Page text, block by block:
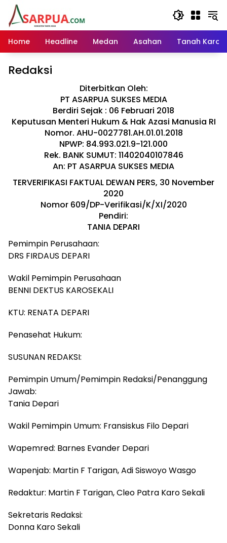
Langsung
konten
Home
Headline Medan Asahan Tanah Karo
Redaksi
Diterbitkan Oleh:
PT ASARPUA SUKSES MEDIA
Berdiri Sejak : 06 Februari 2018
Keputusan Menteri Hukum & Hak Azasi Manusia RI
Nomor. AHU-0027781.AH.01.01.2018
NPWP: 84.993.021.9-121.000
Rek. BANK SUMUT: 11402040107846
An: PT ASARPUA SUKSES MEDIA
TERVERIFIKASI FAKTUAL DEWAN PERS, 30 November
2020
Nomor 609/DP-Verifikasi/K/XI/2020
Pendiri:
TANIA DEPARI
Pemimpin Perusahaan:
DRS FIRDAUS DEPARI
Wakil Pemimpin Perusahaan
BENNI DEKTUS KAROSEKALI
KTU: RENATA DEPARI
Penasehat Hukum:
SUSUNAN REDAKSI:
Pemimpin Umum/Pemimpin Redaksi/Penanggung
Jawab:
Tania Depari
Wakil Pemimpin Umum: Fransiskus Filo Depari
Wapemred: Barnes Evander Depari
Wapenjab: Martin F Tarigan, Adi Siswoyo Wasgo
Redaktur: Martin F Tarigan, Cleo Patra Karo Sekali
Sekretaris Redaksi:
Donna Karo Sekali